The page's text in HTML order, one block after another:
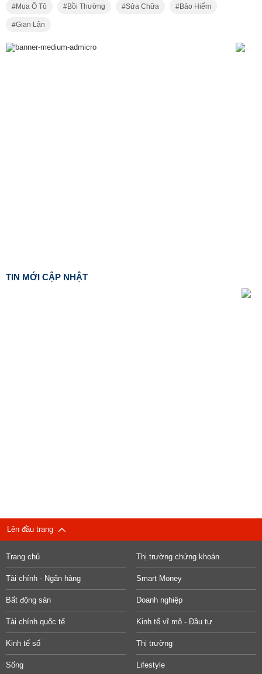
Mua Ô Tô Bồi Thường Sửa Chữa Bảo Hiểm
Gian Lận
TIN MỚI CẬP NHẬT
Lên đầu trang
Trang chủ Thị trường chứng khoán
Tài chính - Ngân hàng Smart Money
Bất động sản Doanh nghiệp
Tài chính quốc tế Kinh tế vĩ mô - Đầu tư
Kinh tế số Thị trường
Sống Lifestyle